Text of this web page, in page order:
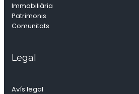
Immobiliària
Patrimonis
Comunitats
Legal
Avís legal